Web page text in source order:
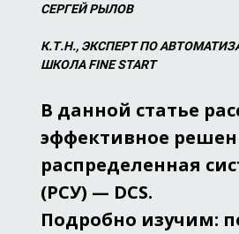
СЕРГЕЙ РЫЛОВ
К.Т.Н., ЭКСПЕРТ ПО
ШКОЛА FINE START
В данной статье
эффективное
распределенная
(РСУ) — DCS.
Подробно изучим: